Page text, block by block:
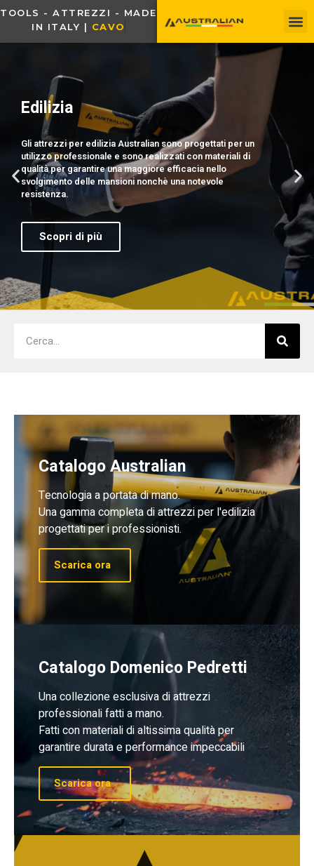
TOOLS - ATTREZZI - MADE
IN ITALY |CA V OUR -
Giardinaggio
Gli attrezzi per il giardinaggio Australian sono progettati
tenendo in considerazione le necessità degli utilizzatori
e, tramite l’utilizzo di tecnologie innovative e materiali
tecnici, permettono di effettuare lavori in modo facile e
veloce.
Scopri di più
Catalogo Australian
Tecnologia a portata di mano.
Una gamma completa di attrezzi per l'edilizia
progettati per i professionisti.
Scarica ora
Catalogo Domenico Pedretti
Una collezione esclusiva di attrezzi
professionali fatti a mano.
Fatti con materiali di altissima qualità per
garantire durata e performance impeccabili
Scarica ora